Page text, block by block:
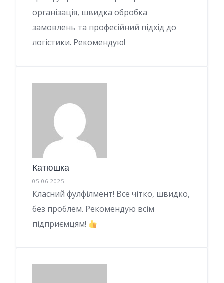
організація, швидка обробка
замовлень та професійний підхід до
логістики. Рекомендую!
Катюшка
05.06.2025
Класний фулфілмент! Все чітко, швидко,
без проблем. Рекомендую всім
підприємцям!